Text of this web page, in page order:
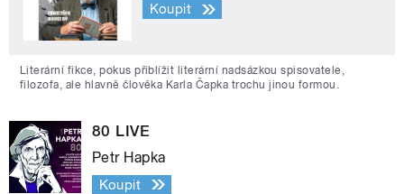
Koupit
Literární fikce, pokus přiblížit literární nadsázkou spisovatele,
filozofa, ale hlavně člověka Karla Čapka trochu jinou formou.
80 LIVE
Petr Hapka
Koupit